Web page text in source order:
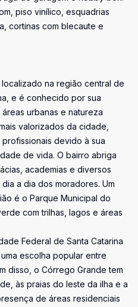
piso vinílico, esquadrias
cortinas com blecaute e
na região central de
e é conhecido por sua
urbanas e natureza
valorizados da cidade,
devido à sua
de vida. O bairro abriga
academias e diversos
a dia dos moradores. Um
é o Parque Municipal do
com trilhas, lagos e áreas
Federal de Santa Catarina
escolha popular entre
disso, o Córrego Grande tem
às praias do leste da ilha e a
de áreas residenciais